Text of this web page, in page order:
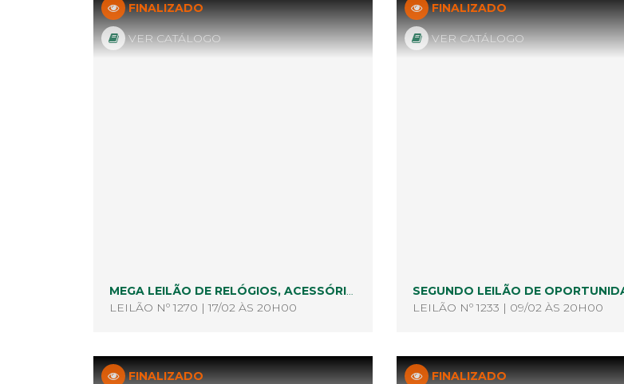
MEGA LEILÃO DE RELÓGIOS, ACESSÓRIOS E ELETRÔNICOS
LEILÃO Nº 1270 | 17/02 ÀS 20H00
FINALIZADO
VER CATÁLOGO
LEILÃO Nº 1233 | 09/02 ÀS 20H00
FINALIZADO
VER CATÁLOGO
FINALIZADO FINALIZADO